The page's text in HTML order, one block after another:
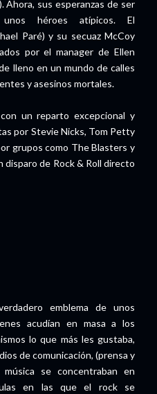
Ahora, sus esperanzas de ser
unos héroes atípicos. El
Paré) y su secuaz McCoy
por el manager de Ellen
lleno en un mundo de calles
y asesinos mortales.
un reparto excepcional y
por Stevie Nicks, Tom Petty
grupos como The Blasters y
disparo de Rock & Roll directo
emblema de unos
acudían en masa a los
lo que más les gustaba,
de comunicación, (prensa y
se concentraban en
en las que el rock se